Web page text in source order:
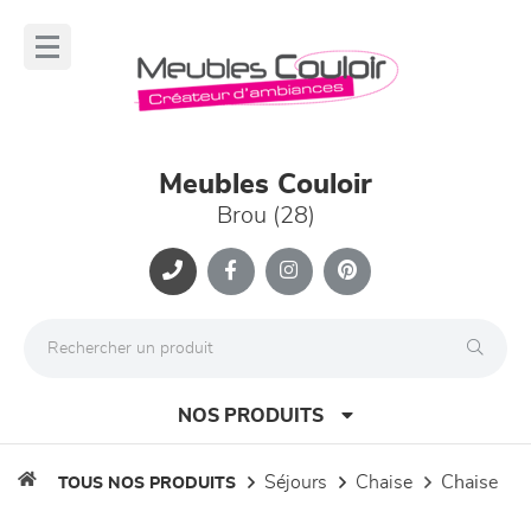
Meubles Couloir
Brou (28)
NOS PRODUITS
TOUS NOS PRODUITS séjours chaise chaise